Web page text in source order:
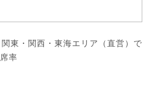
東・関西・東海エリア（直営）で
率